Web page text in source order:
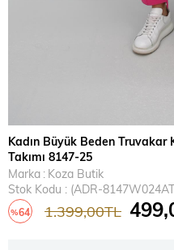
Kadın Büyük Beden Truvakar
Takımı 8147-25
Marka : Koza Butik
Stok Kodu
(ADR-
%64 1.399,00TL